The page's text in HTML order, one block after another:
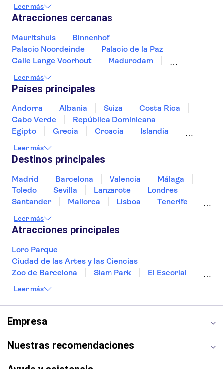
Leer más
Atracciones cercanas
Mauritshuis
Binnenhof
Palacio Noordeinde
Palacio de la Paz
Calle Lange Voorhout
Madurodam
Canales de Ámsterdam
Vermeer en los Países Bajos
Museo Casa de Rembrandt
Zaanse Schans
A'DAM Lookout
Heineken Experience
Anne Frank
Leer más
Países principales
Andorra Albania Suiza
Costa Rica
Cabo Verde
República Dominicana
Egipto
Grecia Croacia
Islandia
México
Noruega
Túnez
Turquía
Leer más
Destinos principales
Madrid Barcelona Valencia
Málaga
Toledo
Sevilla Lanzarote
Londres
Santander
Mallorca Lisboa
Tenerife
Bilbao
Menorca Granada
Alicante
Leer más
Atracciones principales
Loro Parque
Ciudad de las Artes y las Ciencias
Zoo de Barcelona
Siam Park
El Escorial
Cueva de Nerja
Capilla Sixtina
Montserrat
Museo del Louvre
Casa Batlló
Estadio Santiago Bernabéu
Alhambra
Leer más
Empresa
Nuestras recomendaciones